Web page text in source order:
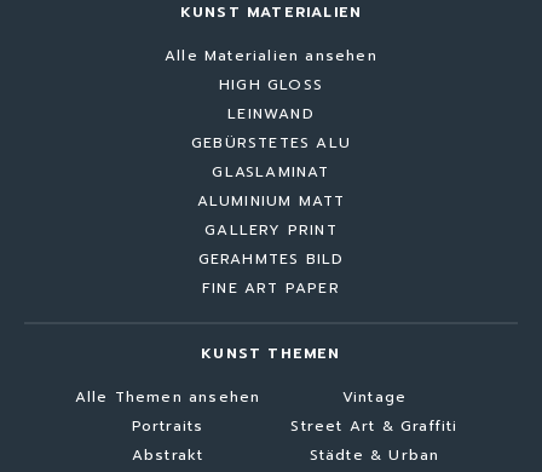
KUNST MATERIALIEN
Alle Materialien ansehen
HIGH GLOSS
LEINWAND
GEBÜRSTETES ALU
GLASLAMINAT
ALUMINIUM MATT
GALLERY PRINT
GERAHMTES BILD
FINE ART PAPER
KUNST THEMEN
Alle Themen ansehen
Portraits
Abstrakt
Vintage
Street Art & Graffiti
Städte & Urban